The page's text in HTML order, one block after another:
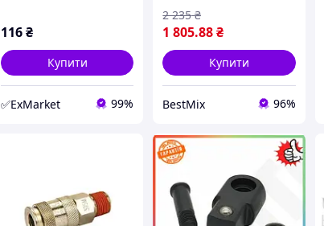
116₴
Купити
✅ExMarket 99%
1 805.88₴
2 235 ₴
Купити
BestMix 96%